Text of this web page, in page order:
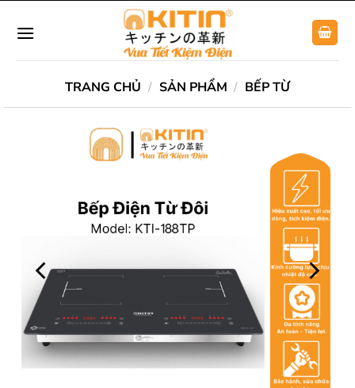
đến
TRANG CHỦ / SẢN PHẨM / BẾP TỪ